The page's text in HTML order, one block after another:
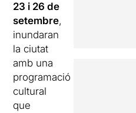
23 i 26 de
setembre,
inundaran
la ciutat
amb una
programació
cultural
que